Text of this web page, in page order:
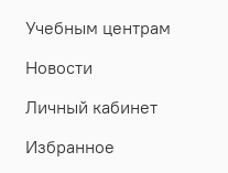
Учебным центрам
Новости
Личный кабинет
Избранное